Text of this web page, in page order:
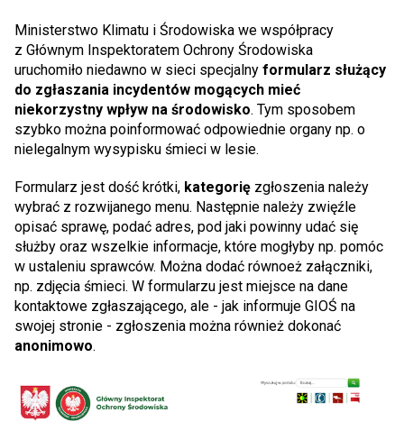
Ministerstwo Klimatu i Środowiska we współpracy
z Głównym Inspektoratem Ochrony Środowiska
uruchomiło niedawno w sieci specjalny formularz służący
do zgłaszania incydentów mogących mieć
niekorzystny wpływ na środowisko. Tym sposobem
szybko można poinformować odpowiednie organy np. o
nielegalnym wysypisku śmieci w lesie.
Formularz jest dość krótki, kategorię zgłoszenia należy
wybrać z rozwijanego menu. Następnie należy zwięźle
opisać sprawę, podać adres, pod jaki powinny udać się
służby oraz wszelkie informacje, które mogłyby np. pomóc
w ustaleniu sprawców. Można dodać równoeż załączniki,
np. zdjęcia śmieci. W formularzu jest miejsce na dane
kontaktowe zgłaszającego, ale - jak informuje GIOŚ na
swojej stronie - zgłoszenia można również dokonać
anonimowo.